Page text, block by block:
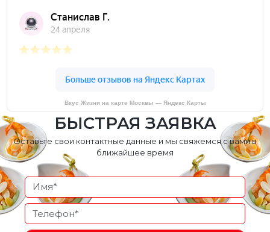
Вкус Жизни на карте Москвы — Яндекс Карты
БЫСТРАЯ ЗАЯВКА
Оставьте свои контактные данные и мы свяжемся с вами в
ближайшее время